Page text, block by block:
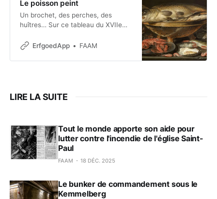
Le poisson peint
Un brochet, des perches, des
huîtres… Sur ce tableau du XVIIe
assortiment de poissons. On peut
caractéristique. Qu’est-ce qui rend
Peeters. Les historiens savent peu
de choses à son sujet, même si elle
ErfgoedApp FAAM
LIRE LA SUITE
Tout le monde apporte son aide pour
lutter contre l'incendie de l'église Saint-
Paul
FAAM 18 DÉC. 2025
Le bunker de commandement sous le
Kemmelberg